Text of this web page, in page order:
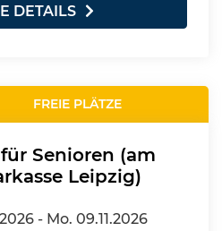
DETAILS
FREIE PLÄTZE
Senioren (am
Leipzig)
- Mo. 09.11.2026